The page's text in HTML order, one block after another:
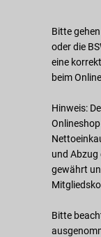
Bitte
oder die
eine
beim
Hinweis:
und
gewährt
Bitte